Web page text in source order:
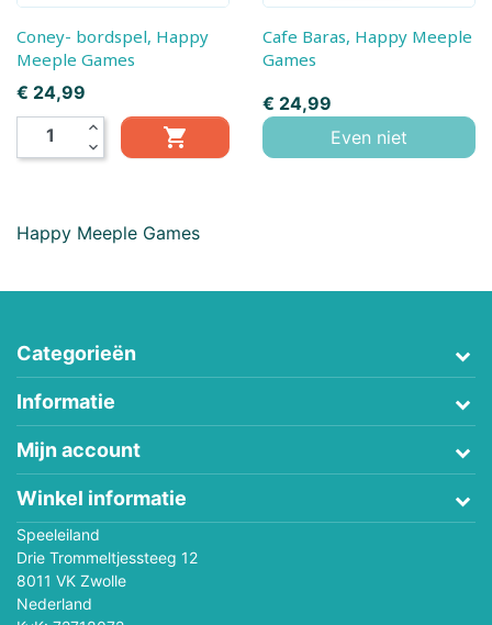
Coney- bordspel, Happy
Meeple Games
Prijs
€ 24,99
expand_less
expand_more

Cafe Baras, Happy Meeple
Games
Prijs
€ 24,99
Even niet
Happy Meeple Games
Categorieën
Informatie
Mijn account
Winkel informatie
Speeleiland
Drie Trommeltjessteeg 12
8011 VK Zwolle
Nederland